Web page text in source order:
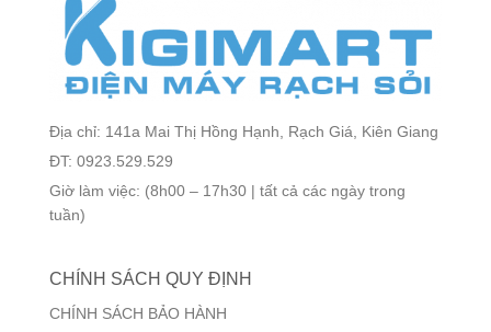
Địa chỉ: 141a Mai Thị Hồng Hạnh, Rạch Giá, Kiên Giang
ĐT: 0923.529.529
Giờ làm việc: (8h00 – 17h30 | tất cả các ngày trong
tuần)
CHÍNH SÁCH QUY ĐỊNH
CHÍNH SÁCH BẢO HÀNH